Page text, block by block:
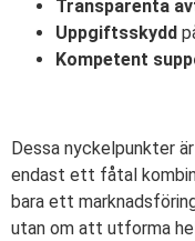
Transparenta
Uppgiftsskydd
Kompetent
Dessa nyckelpunkter
endast ett fåtal
bara ett
utan om att utforma